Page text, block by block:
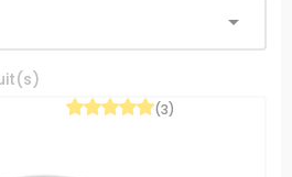

(3)